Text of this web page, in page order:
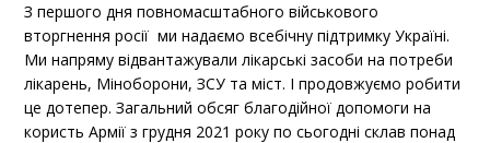
З першого дня повномасштабного військового
вторгнення росії ми надаємо всебічну підтримку Україні.
Ми напряму відвантажували лікарські засоби на потреби
лікарень, Міноборони, ЗСУ та міст. І продовжуємо робити
це дотепер. Загальний обсяг благодійної допомоги на
користь Армії з грудня 2021 року по сьогодні склав понад